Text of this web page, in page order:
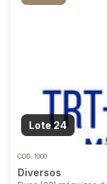
Lote 24
COD. 1000
Diversos